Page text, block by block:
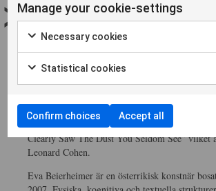
VÅRENS
2018
VENDELA TIDEMAN
25.2 2018
Vårens extravinst är en seriegrafi av Eva
beskådan i slutet av i galleriet. Verket heter ”In
Clearly Saw The Dust You Seldom See” vilket
Leonard Cohen.
Eva Beierheimer är en österrikisk konstnär
Manage your cookie-settings
Necessary cookies
Statistical cookies
Confirm choices Accept all